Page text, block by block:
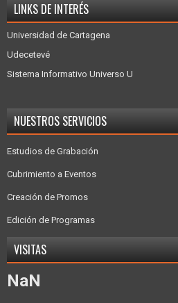
LINKS DE INTERÉS
Universidad de Cartagena
Udecetevé
Sistema Informativo Universo U
NUESTROS SERVICIOS
Estudios de Grabación
Cubrimiento a Eventos
Creación de Promos
Edición de Programas
VISITAS
NaN